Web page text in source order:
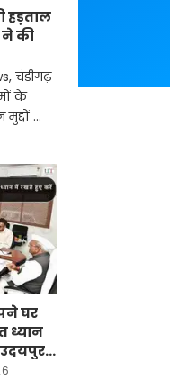
हड़ताल
की
चंडीगढ़
के
का
की
घर
ध्यान